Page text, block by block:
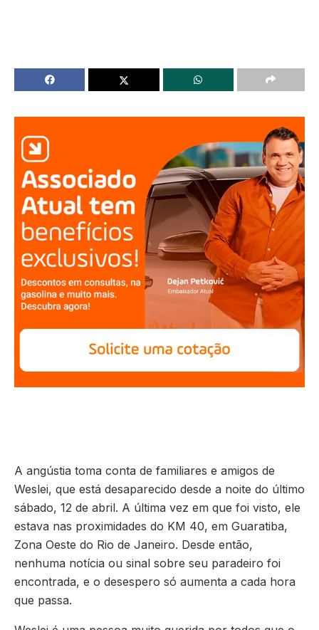
A angústia toma conta de familiares e amigos de
Weslei, que está desaparecido desde a noite do último
sábado, 12 de abril. A última vez em que foi visto, ele
estava nas proximidades do KM 40, em Guaratiba,
Zona Oeste do Rio de Janeiro. Desde então,
nenhuma notícia ou sinal sobre seu paradeiro foi
encontrada, e o desespero só aumenta a cada hora
que passa.